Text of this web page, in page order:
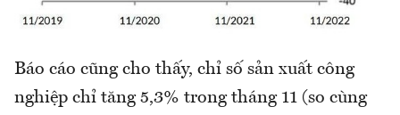
Báo cáo cũng cho thấy, chỉ số sản xuất công
nghiệp chỉ tăng 5,3% trong tháng 11 (so cùng